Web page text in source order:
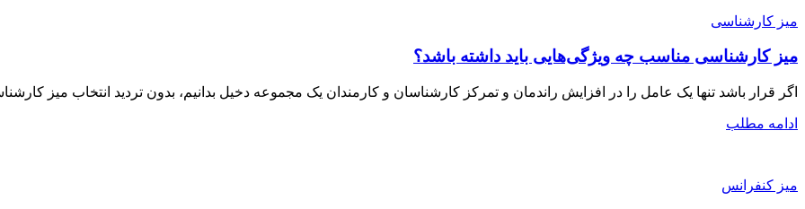
میز کارشناسی
میز کارشناسی مناسب چه ویژگی‌هایی باید داشته باشد؟
اگر قرار باشد تنها یک عامل را در افزایش راندمان و تمرکز کارشناسان و کارمندان یک مجموعه دخیل بدانیم، بدون تردید انتخاب میز
ادامه مطلب
میز کنفرانس